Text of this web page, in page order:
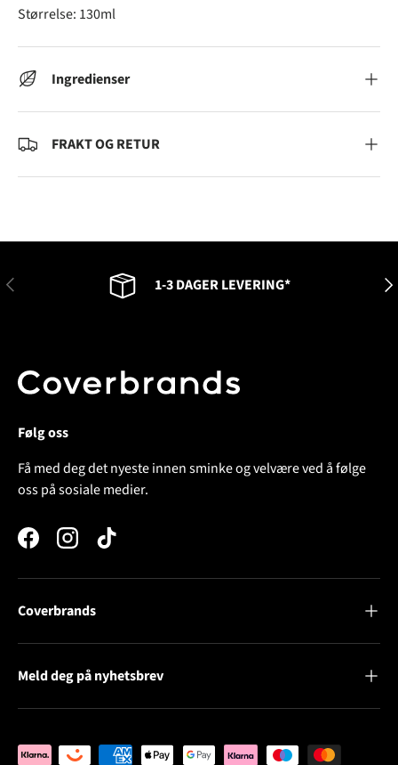
Størrelse: 130ml
Ingredienser
FRAKT OG RETUR
FORRIGE 1-3 DAGER LEVERING*
Følg oss
Få med deg det nyeste innen sminke og velvære ved å følge
oss på sosiale medier.
FacebookInstagramTikTok
Coverbrands
Meld deg på nyhetsbrev
Betalingsløsninger